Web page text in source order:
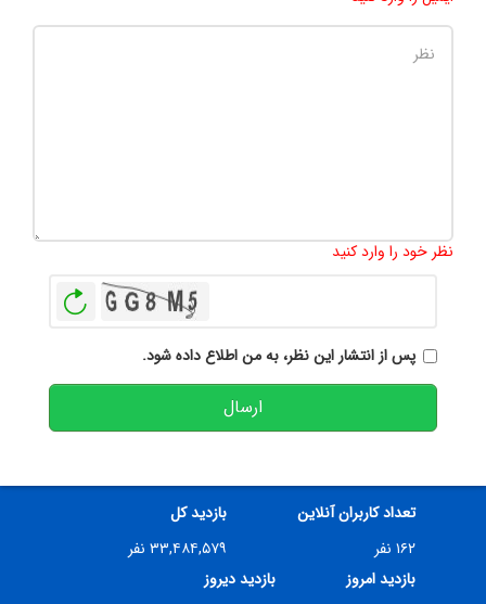
نظر خود را وارد کنید
پس از انتشار این نظر، به من اطلاع داده شود.
ارسال
تعداد کاربران آنلاین
۱۶۲ نفر
بازدید کل
۳۳,۴۸۴,۵۷۹ نفر
بازدید امروز
بازدید دیروز